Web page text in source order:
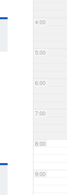
4:00
5:00
6:00
7:00
8:00
9:00